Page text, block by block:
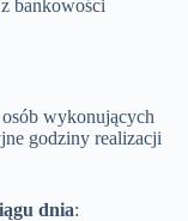
bankowości
wykonujących
godziny realizacji
dnia: